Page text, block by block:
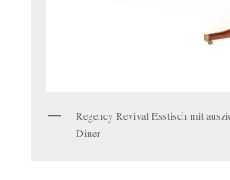
Regency Revival Esstisch mit
Diner